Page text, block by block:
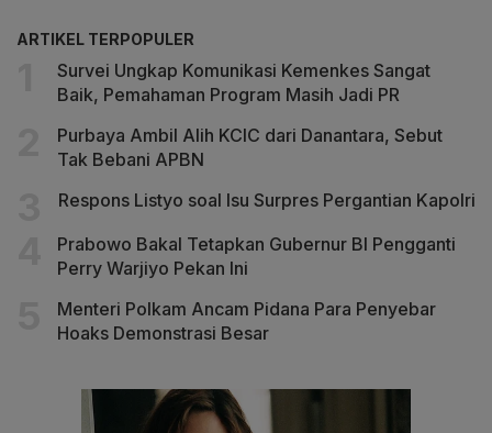
ARTIKEL TERPOPULER
Survei Ungkap Komunikasi Kemenkes Sangat
Baik, Pemahaman Program Masih Jadi PR
Purbaya Ambil Alih KCIC dari Danantara, Sebut
Tak Bebani APBN
Respons Listyo soal Isu Surpres Pergantian Kapolri
Prabowo Bakal Tetapkan Gubernur BI Pengganti
Perry Warjiyo Pekan Ini
Menteri Polkam Ancam Pidana Para Penyebar
Hoaks Demonstrasi Besar